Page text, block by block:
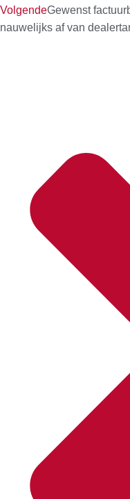
VolgendeGewenst
nauwelijks af van